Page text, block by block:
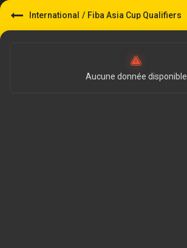
International / Fiba Asia Cup Qualifiers
Aucune donnée disponible